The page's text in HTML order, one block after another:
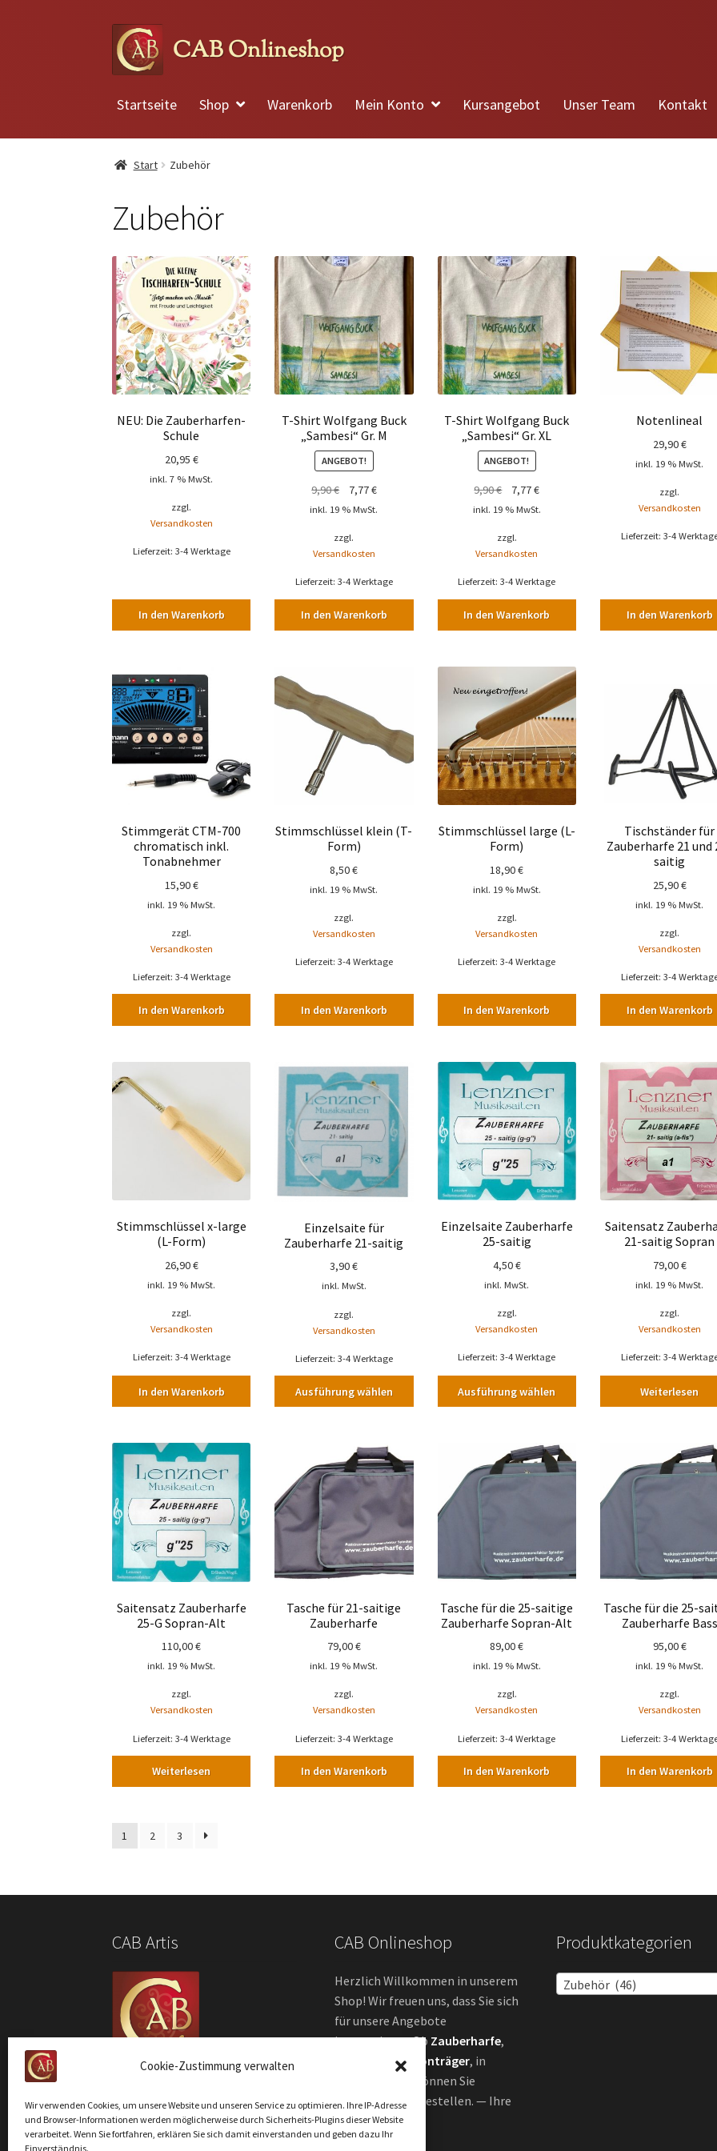
Cookie-Zustimmung verwalten
Wir verwenden Cookies, um unsere Website und unseren Service zu optimieren. Ihre IP-Adresse
und Browser-Informationen werden möglicherweise durch Sicherheits-Plugins dieser Website
verarbeitet. Wenn Sie fortfahren, erklären Sie sich damit einverstanden und geben dazu Ihr
Einverständnis.
Zur
Navigation
springen
Zum
Inhalt
springen
CAB Onlineshop
Startseite Shop Warenkorb Mein Konto Kursangebot Unser Team Kontakt
Start Zubehör
Zubehör
NEU: Die Zauberharfen-
Schule
20,95 €
inkl. 7 % MwSt.
zzgl.
Versandkosten
Lieferzeit: 3-4 Werktage
In den Warenkorb
T-Shirt Wolfgang Buck
„Sambesi“ Gr. M
ANGEBOT!
9,90€
Ursprünglicher
Preis
9,90 €
7,77€Aktueller
inkl. 19 % MwSt.
zzgl.
Versandkosten
Lieferzeit: 3-4 Werktage
In den Warenkorb
T-Shirt Wolfgang Buck
„Sambesi“ Gr. XL
ANGEBOT!
9,90€
Ursprünglicher
Preis
9,90 €
7,77€Aktueller
inkl. 19 % MwSt.
zzgl.
Versandkosten
Lieferzeit:3-4 Werktage
In den Warenkorb
Notenlineal
29,90€
inkl. 19 % MwSt.
zzgl.
Versandkosten
Lieferzeit: 3-4
In den Warenkorb
Stimmgerät CTM-700
chromatisch inkl.
Tonabnehmer
15,90€
inkl. 19 % MwSt.
zzgl.
Versandkosten
Lieferzeit: 3-4 Werktage
In den Warenkorb
Stimmschlüssel klein (T-
Form)
8,50€
inkl. 19 % MwSt.
zzgl.
Versandkosten
Lieferzeit: 3-4 Werktage
In den Warenkorb
Stimmschlüssel large (L-
Form)
18,90€
inkl. 19 % MwSt.
zzgl.
Versandkosten
Lieferzeit:3-4 Werktage
In den Warenkorb
Tischständer für
Zauberharfe 21 und
saitig
25,90€
inkl. 19 % MwSt.
zzgl.
Versandkosten
Lieferzeit: 3-4
In den Warenkorb
Stimmschlüssel x-large
(L-Form)
26,90€
inkl. 19 % MwSt.
zzgl.
Versandkosten
Lieferzeit: 3-4 Werktage
In den Warenkorb
Einzelsaite für
Zauberharfe 21-saitig
3,90€
inkl. MwSt.
zzgl.
Versandkosten
Lieferzeit: 3-4 Werktage
Ausführung wählen
Dieses
Produkt
mehrere
Varianten
Optionen
der
Produktseite
Einzelsaite Zauberharfe
25-saitig
4,50€
inkl. MwSt.
zzgl.
Versandkosten
Lieferzeit:3-4 Werktage
Ausführung wählen
Dieses
Produkt
weist
mehrere
Varianten
auf.
Optionen
auf
Produktseite
Saitensatz
21-saitig Sopran
79,00€
inkl. 19 % MwSt.
zzgl.
Versandkosten
Lieferzeit: 3-4
Weiterlesen
Saitensatz Zauberharfe
25-G Sopran-Alt
110,00€
inkl. 19 % MwSt.
zzgl.
Versandkosten
Lieferzeit: 3-4 Werktage
Weiterlesen
Tasche für 21-saitige
Zauberharfe
79,00€
inkl. 19 % MwSt.
zzgl.
Versandkosten
Lieferzeit: 3-4 Werktage
In den Warenkorb
Tasche für die 25-saitige
Zauberharfe Sopran-Alt
89,00€
inkl. 19 % MwSt.
zzgl.
Versandkosten
Lieferzeit:3-4 Werktage
In den Warenkorb
Tasche für die 25-
Zauberharfe Bass
95,00€
inkl. 19 % MwSt.
zzgl.
Versandkosten
Lieferzeit: 3-4
In den Warenkorb
1 2 3
CAB Artis CAB Onlineshop
Herzlich Willkommen in unserem
Shop! Wir freuen uns, dass Sie sich
für unsere Angebote
interessieren. Ob Zauberharfe,
oder Tonträger, in
unserem Shop können Sie
bequem online bestellen. — Ihre
Familie Spindler
Produktkategorien
Zubehör (46)